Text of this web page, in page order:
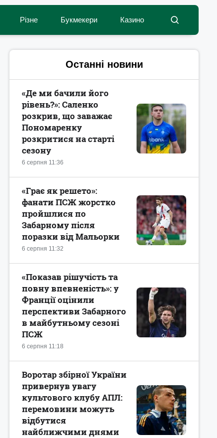
Різне Букмекери Казино
Останні новини
6 серпня 11:36
«Де ми бачили його
рівень?»: Саленко
розкрив, що заважає
Пономаренку
розкритися на старті
сезону
6 серпня 11:32
«Грає як решето»:
фанати ПСЖ жорстко
пройшлися по
Забарному після
поразки від Мальорки
6 серпня 11:18
«Показав рішучість та
повну впевненість»: у
Франції оцінили
перспективи Забарного
в майбутньому сезоні
ПСЖ
Воротар збірної України
привернув увагу
культового клубу АПЛ:
перемовини можуть
відбутися
найближчими днями